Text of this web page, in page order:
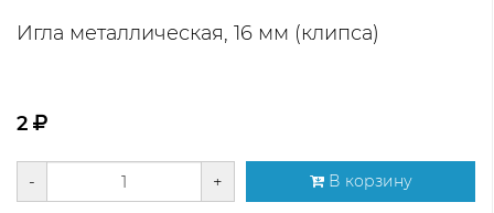
Игла металлическая, 16 мм (клипса)
2
- + В корзину